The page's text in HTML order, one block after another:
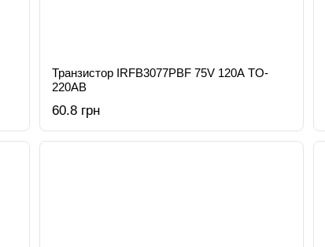
Транзистор IRFB3077PBF 75V 120A TO-
220AB
60.8 грн